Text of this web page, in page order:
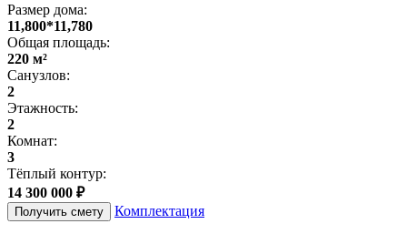
Размер дома:
11,800*11,780
Общая площадь:
220 м²
Санузлов:
2
Этажность:
2
Комнат:
3
Тёплый контур:
14 300 000 ₽
Получить смету Комплектация